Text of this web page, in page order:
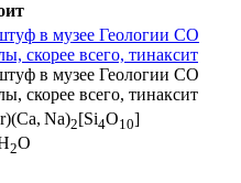
в музее Геологии СО
скорее всего, тинаксит
в музее Геологии СО
скорее всего, тинаксит
Na)2[Si4O10]
2O